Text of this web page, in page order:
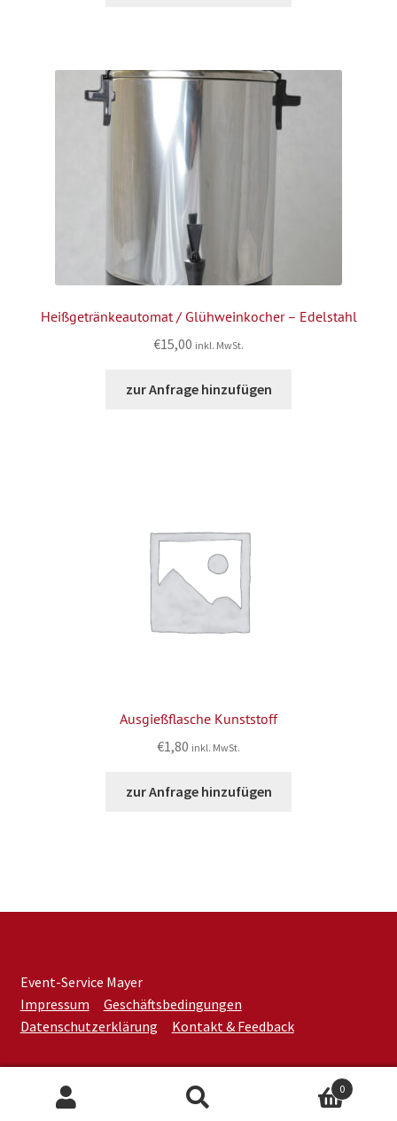
Heißgetränkeautomat / Glühweinkocher – Edelstahl
€15,00 inkl. MwSt.
zur Anfrage hinzufügen
Ausgießflasche Kunststoff
€1,80 inkl. MwSt.
zur Anfrage hinzufügen
Event-Service Mayer
Impressum
Geschäftsbedingungen
Datenschutzerklärung
Kontakt & Feedback
0